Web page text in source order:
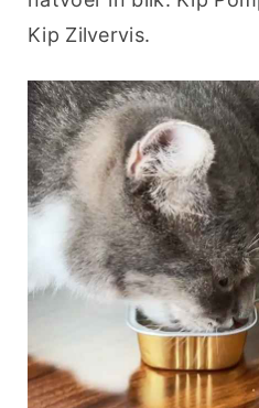
Kip Zilvervis.